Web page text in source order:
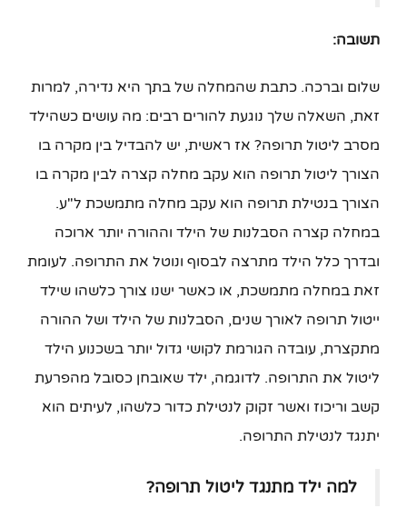
תשובה:
שלום וברכה. כתבת שהמחלה של בתך היא נדירה, למרות
זאת, השאלה שלך נוגעת להורים רבים: מה עושים כשהילד
מסרב ליטול תרופה? אז ראשית, יש להבדיל בין מקרה בו
הצורך ליטול תרופה הוא עקב מחלה קצרה לבין מקרה בו
הצורך בנטילת תרופה הוא עקב מחלה מתמשכת ל"ע.
במחלה קצרה הסבלנות של הילד וההורה יותר ארוכה
ובדרך כלל הילד מתרצה לבסוף ונוטל את התרופה. לעומת
זאת במחלה מתמשכת, או כאשר ישנו צורך כלשהו שילד
ייטול תרופה לאורך שנים, הסבלנות של הילד ושל ההורה
מתקצרת, עובדה הגורמת לקושי גדול יותר בשכנוע הילד
ליטול את התרופה. לדוגמה, ילד שאובחן כסובל מהפרעת
קשב וריכוז ואשר זקוק לנטילת כדור כלשהו, לעיתים הוא
יתנגד לנטילת התרופה.
למה ילד מתנגד ליטול תרופה?